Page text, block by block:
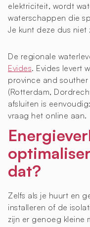
elektriciteit, wordt
waterschappen die
Je kunt deze dus niet
De regionale
Evides. Evides levert
province and
(Rotterdam,
afsluiten is
vraag het online aan.
dat?
Zelfs als je huurt en
installeren of de
zijn er genoeg kleine